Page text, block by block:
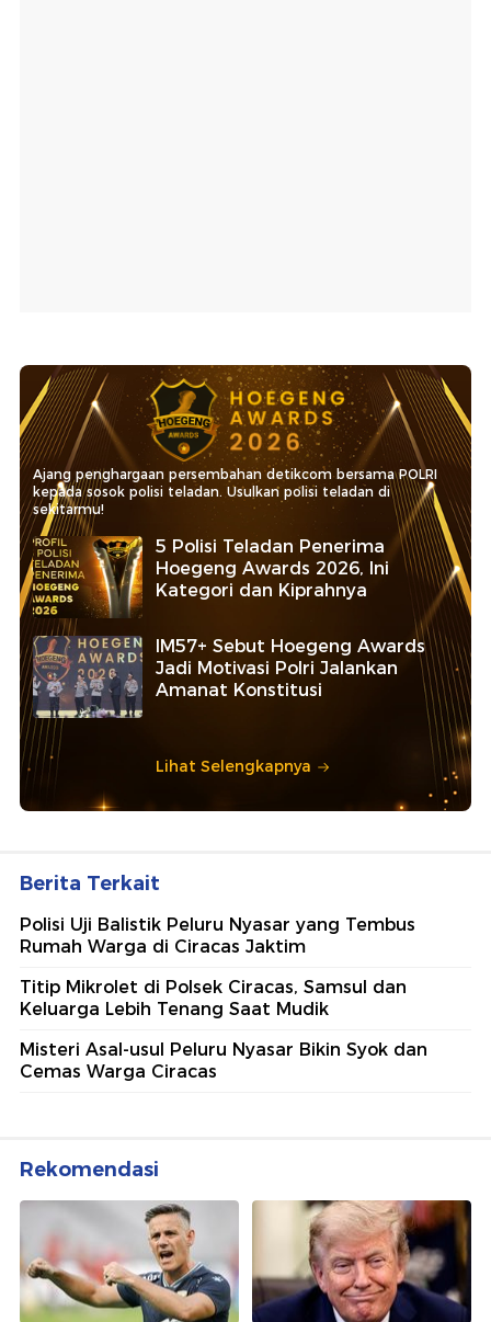
Ajang penghargaan persembahan detikcom bersama POLRI
kepada sosok polisi teladan. Usulkan polisi teladan di
sekitarmu!
5 Polisi Teladan Penerima
Hoegeng Awards 2026, Ini
Kategori dan Kiprahnya
IM57+ Sebut Hoegeng Awards
Jadi Motivasi Polri Jalankan
Amanat Konstitusi
Lihat Selengkapnya
Berita Terkait
Polisi Uji Balistik Peluru Nyasar yang Tembus
Rumah Warga di Ciracas Jaktim
Titip Mikrolet di Polsek Ciracas, Samsul dan
Keluarga Lebih Tenang Saat Mudik
Misteri Asal-usul Peluru Nyasar Bikin Syok dan
Cemas Warga Ciracas
Rekomendasi